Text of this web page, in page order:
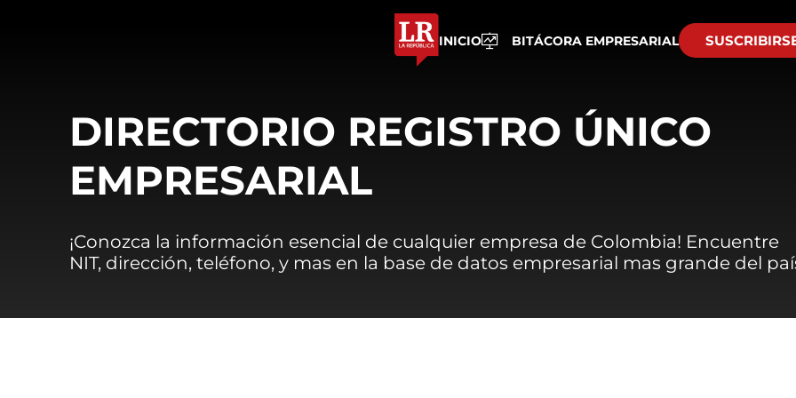
INICIO BITÁCORA EMPRESARIAL
DIRECTORIO REGISTRO ÚNICO
EMPRESARIAL
¡Conozca la información esencial de cualquier empresa de Colombia! Encuentre
NIT, dirección, teléfono, y mas en la base de datos empresarial mas grande del